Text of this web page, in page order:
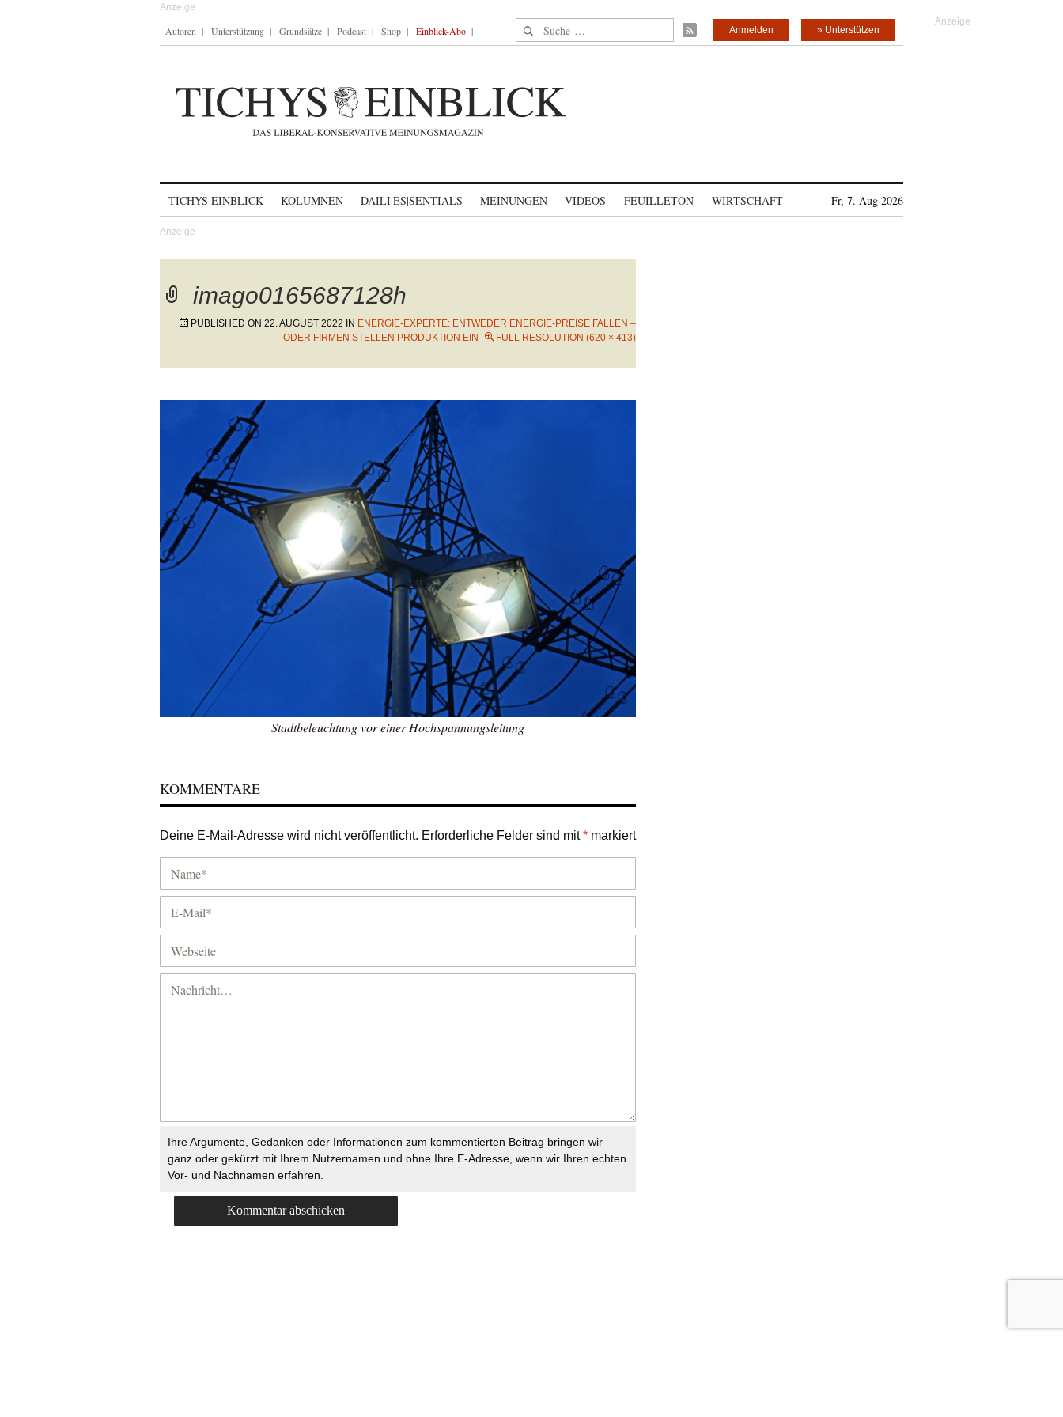
Autoren Unterstützung Grundsätze Podcast Shop Einblick-Abo Suche nach: » Unterstützen
Anmelden
TICHYS EINBLICK KOLUMNEN DAILI|ES|SENTIALS MEINUNGEN VIDEOS FEUILLETON WIRTSCHAFT Fr, 7. Aug 2026
imago0165687128h
PUBLISHED ON 22. AUGUST 2022 IN ENERGIE-EXPERTE: ENTWEDER ENERGIE-PREISE FALLEN –
ODER FIRMEN STELLEN PRODUKTION EIN
FULL RESOLUTION (620 × 413)
Stadtbeleuchtung vor einer Hochspannungsleitung
KOMMENTARE
Deine E-Mail-Adresse wird nicht veröffentlicht. Erforderliche Felder sind mit* markiert
Ihre Argumente, Gedanken oder Informationen zum kommentierten Beitrag bringen wir
ganz oder gekürzt mit Ihrem Nutzernamen und ohne Ihre E-Adresse, wenn wir Ihren echten
Vor- und Nachnamen erfahren.